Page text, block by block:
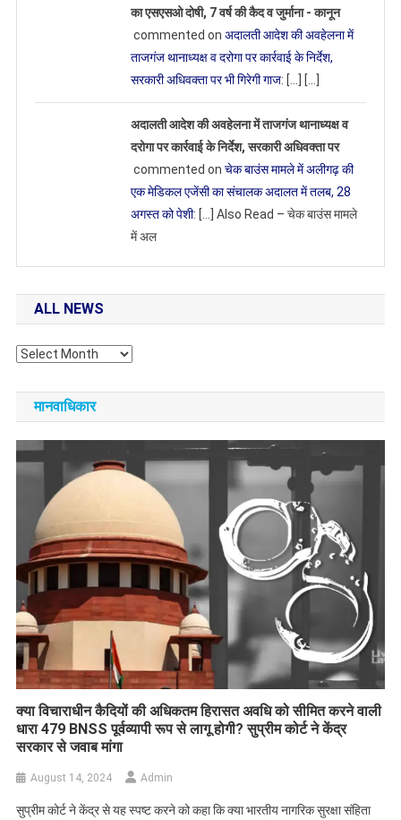
का एसएसओ दोषी, 7 वर्ष की कैद व जुर्माना - कानून
commented onअदालती आदेश की अवहेलना में
ताजगंज थानाध्यक्ष व दरोगा पर कार्रवाई के निर्देश,
सरकारी अधिवक्ता पर भी गिरेगी गाज: […] […]
अदालती आदेश की अवहेलना में ताजगंज थानाध्यक्ष व
दरोगा पर कार्रवाई के निर्देश, सरकारी अधिवक्ता पर
commented onचेक बाउंस मामले में अलीगढ़ की
एक मेडिकल एजेंसी का संचालक अदालत में तलब, 28
अगस्त को पेशी: […] Also Read – चेक बाउंस मामले
में अल
ALL NEWS
All
मानवाधिकार
क्या विचाराधीन कैदियों की अधिकतम हिरासत अवधि को सीमित करने वाली
धारा 479 BNSS पूर्वव्यापी रूप से लागू होगी? सुप्रीम कोर्ट ने केंद्र
सरकार से जवाब मांगा
August 14, 2024 Admin
सुप्रीम कोर्ट ने केंद्र से यह स्पष्ट करने को कहा कि क्या भारतीय नागरिक सुरक्षा संहिता